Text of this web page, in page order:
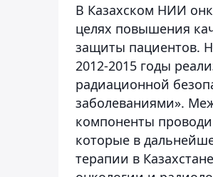
В Казахском НИИ
целях повышения
защиты пациентов.
2012-2015 годы
радиационной
заболеваниями».
компоненты
которые в
терапии в